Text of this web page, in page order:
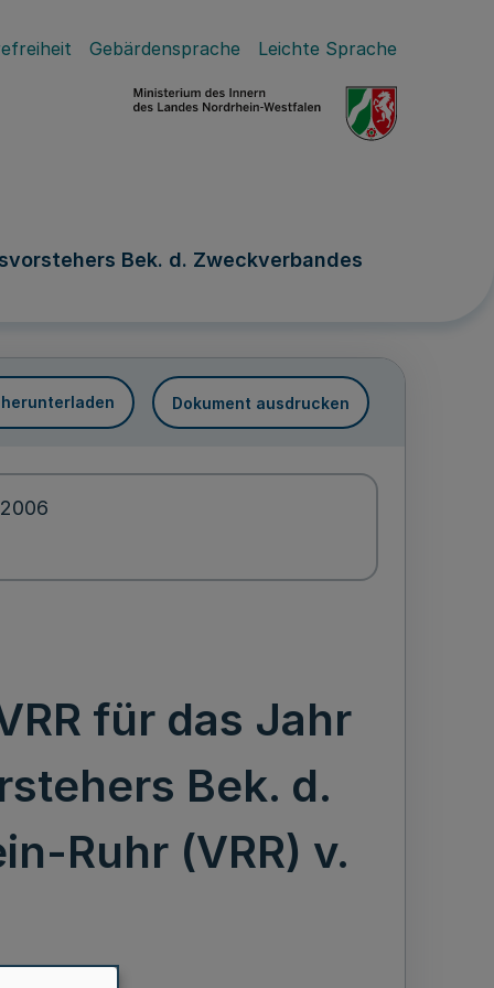
Gebärdensprache Leichte Sprache
Bek. d. Zweckverbandes
herunterladen Dokument ausdrucken
für das Jahr
Bek. d.
Ruhr (VRR) v.